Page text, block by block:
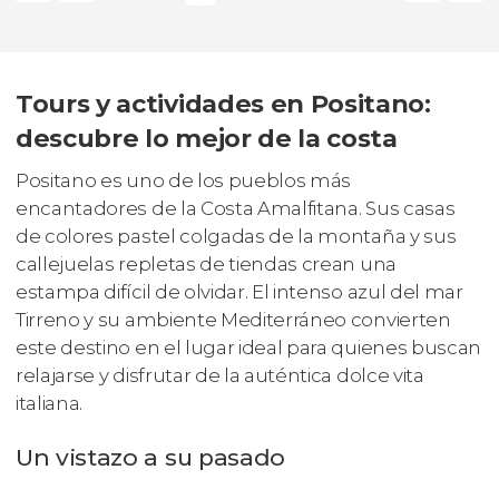
Tours y actividades en Positano:
descubre lo mejor de la costa
Positano es uno de los pueblos más
encantadores de la Costa Amalfitana. Sus casas
de colores pastel colgadas de la montaña y sus
callejuelas repletas de tiendas crean una
estampa difícil de olvidar. El intenso azul del mar
Tirreno y su ambiente Mediterráneo convierten
este destino en el lugar ideal para quienes buscan
relajarse y disfrutar de la auténtica dolce vita
italiana.
Un vistazo a su pasado